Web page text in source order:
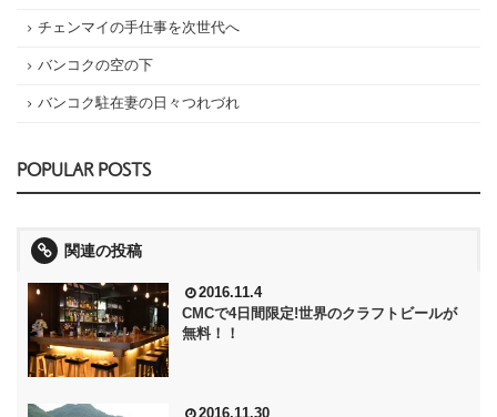
チェンマイの手仕事を次世代へ
バンコクの空の下
バンコク駐在妻の日々つれづれ
POPULAR POSTS
関連の投稿
2016.11.4
CMCで4日間限定!世界のクラフトビールが
無料！！
2016.11.30